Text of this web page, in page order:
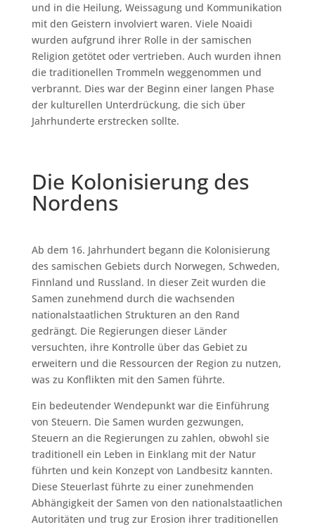
und in die Heilung, Weissagung und Kommunikation
mit den Geistern involviert waren. Viele Noaidi
wurden aufgrund ihrer Rolle in der samischen
Religion getötet oder vertrieben. Auch wurden ihnen
die traditionellen Trommeln weggenommen und
verbrannt. Dies war der Beginn einer langen Phase
der kulturellen Unterdrückung, die sich über
Jahrhunderte erstrecken sollte.
Die Kolonisierung des
Nordens
Ab dem 16. Jahrhundert begann die Kolonisierung
des samischen Gebiets durch Norwegen, Schweden,
Finnland und Russland. In dieser Zeit wurden die
Samen zunehmend durch die wachsenden
nationalstaatlichen Strukturen an den Rand
gedrängt. Die Regierungen dieser Länder
versuchten, ihre Kontrolle über das Gebiet zu
erweitern und die Ressourcen der Region zu nutzen,
was zu Konflikten mit den Samen führte.
Ein bedeutender Wendepunkt war die Einführung
von Steuern. Die Samen wurden gezwungen,
Steuern an die Regierungen zu zahlen, obwohl sie
traditionell ein Leben in Einklang mit der Natur
führten und kein Konzept von Landbesitz kannten.
Diese Steuerlast führte zu einer zunehmenden
Abhängigkeit der Samen von den nationalstaatlichen
Autoritäten und trug zur Erosion ihrer traditionellen